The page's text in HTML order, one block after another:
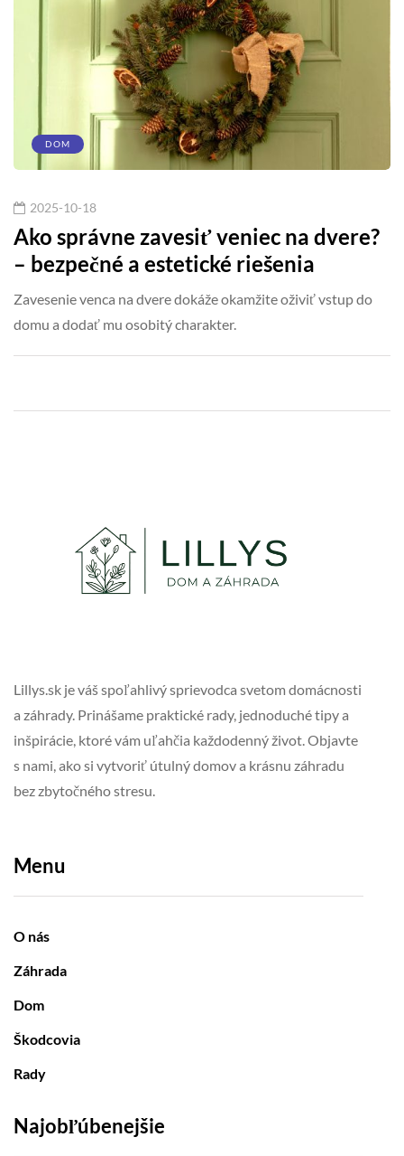
DOM
2025-10-18
Ako správne zavesiť veniec na dvere?
– bezpečné a estetické riešenia
Zavesenie venca na dvere dokáže okamžite oživiť vstup do
domu a dodať mu osobitý charakter.
Lillys.sk je váš spoľahlivý sprievodca svetom domácnosti
a záhrady. Prinášame praktické rady, jednoduché tipy a
inšpirácie, ktoré vám uľahčia každodenný život. Objavte
s nami, ako si vytvoriť útulný domov a krásnu záhradu
bez zbytočného stresu.
Menu
O nás
Záhrada
Dom
Škodcovia
Rady
Najobľúbenejšie